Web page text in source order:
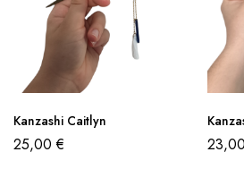
Kanzashi Caitlyn
25,00€